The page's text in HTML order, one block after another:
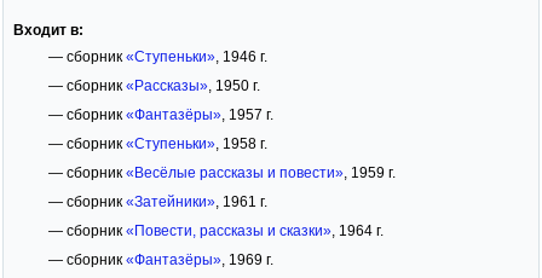
Входит в:
— сборник «Ступеньки», 1946 г.
— сборник «Рассказы», 1950 г.
— сборник «Фантазёры», 1957 г.
— сборник «Ступеньки», 1958 г.
— сборник «Весёлые рассказы и повести», 1959 г.
— сборник «Затейники», 1961 г.
— сборник «Повести, рассказы и сказки», 1964 г.
— сборник «Фантазёры», 1969 г.